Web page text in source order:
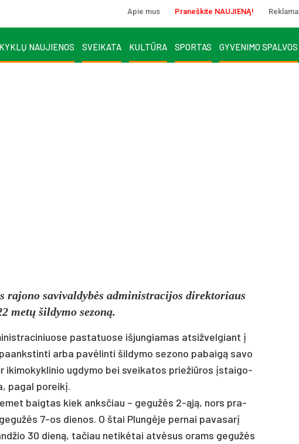
Apie mus Praneškite NAUJIENĄ! Reklama
NAUJIENOS SVEIKATA KULTŪRA SPORTAS GYVENIMO SPALVOS
ra­jo­no sa­vi­val­dybės ad­mi­nist­ra­ci­jos di­rek­to­riaus
metų šil­dy­mo se­zoną.
pa­sta­tuo­se iš­jun­gia­mas at­si­žvel­giant į
ar­ba pa­vėlin­ti šil­dy­mo se­zo­no pa­baigą sa­vo
iki­mo­kyk­li­nio ug­dy­mo bei svei­ka­tos prie­žiū­ros įstai­go­
pa­gal po­reikį.
baig­tas kiek anks­čiau – ge­gužės 2-ąją, nors pra­
7-os die­nos. O štai Plungė­je per­nai pa­va­sarį
30 dieną, ta­čiau ne­tikė­tai at­vėsus orams ge­gužės